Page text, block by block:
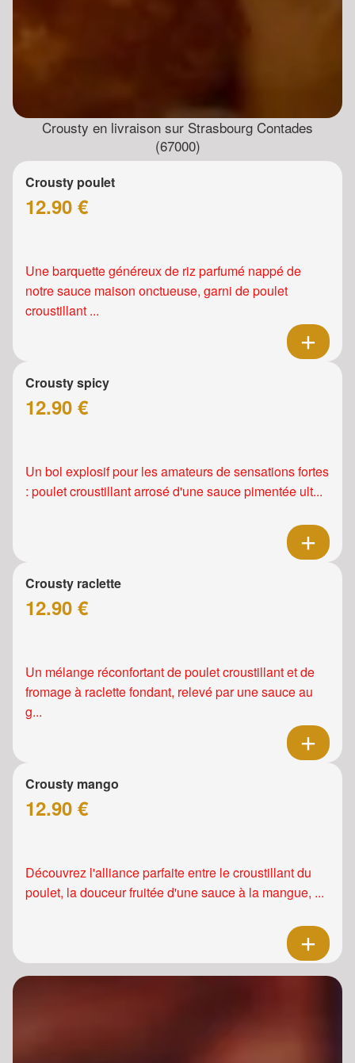
Crousty en livraison sur Strasbourg Contades
(67000)
Crousty poulet
12.90 €
Une barquette généreux de riz parfumé nappé de
notre sauce maison onctueuse, garni de poulet
croustillant ...
Crousty spicy
12.90 €
Un bol explosif pour les amateurs de sensations fortes
: poulet croustillant arrosé d'une sauce pimentée ult...
Crousty raclette
12.90 €
Un mélange réconfortant de poulet croustillant et de
fromage à raclette fondant, relevé par une sauce au
g...
Crousty mango
12.90 €
Découvrez l'alliance parfaite entre le croustillant du
poulet, la douceur fruitée d'une sauce à la mangue, ...